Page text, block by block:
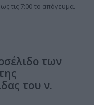
τις 7:00 το απόγευμα.
των
του ν.